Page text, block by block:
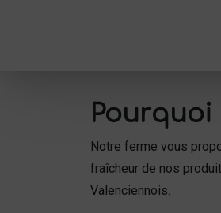
Notre ferme vous
fraîcheur de nos
Valenciennois.